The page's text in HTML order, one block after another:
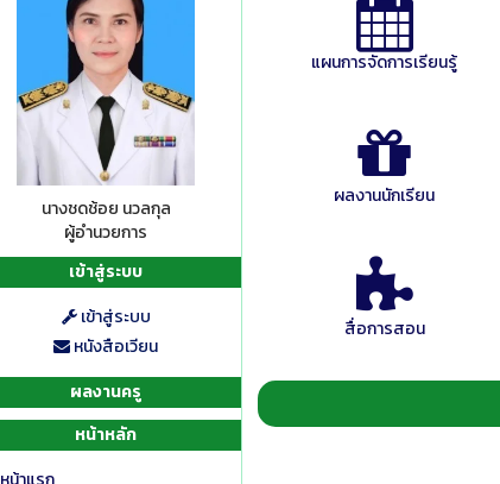
นางชดช้อย นวลกุล
ผู้อำนวยการ
เข้าสู่ระบบ
เข้าสู่ระบบ
หนังสือเวียน
ผลงานครู
หน้าหลัก
แผนการจัดการเรียนรู้
ผลงานนักเรียน
สื่อการสอน